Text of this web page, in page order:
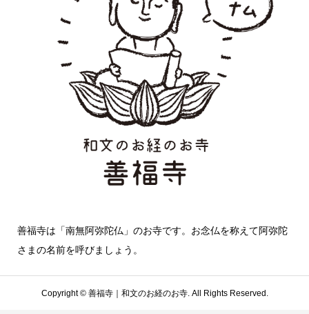
善福寺は「南無阿弥陀仏」のお寺です。お念仏を称えて阿弥陀
さまの名前を呼びましょう。
Copyright ©善福寺｜和文のお経のお寺. All Rights Reserved.